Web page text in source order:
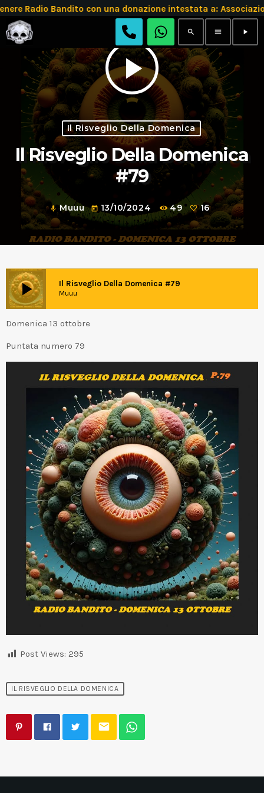
Bandito con una donazione intestata a:
search menu play_arrow
play_arrow
Il Risveglio Della Domenica
Il Risveglio Della Domenica
#79
mic Muuu today 13/10/2024 49 16
play_arrow Il Risveglio Della Domenica #79
Muuu
Domenica 13 ottobre
Puntata numero 79
Post Views: 295
IL RISVEGLIO DELLA DOMENICA
email